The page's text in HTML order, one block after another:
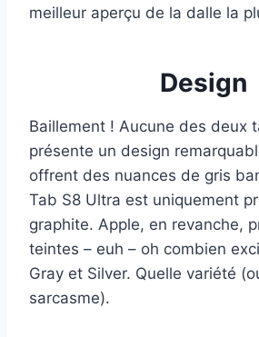
meilleur aperçu de la dalle la
Design
Baillement ! Aucune des deux
présente un design
offrent des nuances de gris
Tab S8 Ultra est uniquement
graphite. Apple, en revanche,
teintes – euh – oh combien
Gray et Silver. Quelle variété
sarcasme).